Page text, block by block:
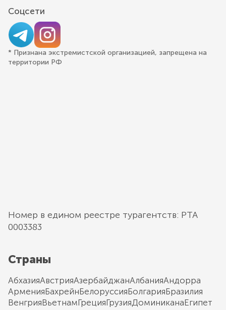
Соцсети
* Признана экстремистской организацией, запрещена на
территории РФ
Номер в едином реестре турагентств: РТА
0003383
Страны
АбхазияАвстрияАзербайджанАлбанияАндорра
АрменияБахрейнБелоруссияБолгарияБразилия
ВенгрияВьетнамГрецияГрузияДоминиканаЕгипет